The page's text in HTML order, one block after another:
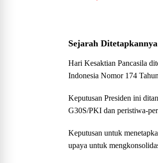
Sejarah
Hari Kesaktian Pancasila
Indonesia Nomor 174
Keputusan Presiden ini
G30S/PKI dan peristiwa-
Keputusan untuk
upaya untuk